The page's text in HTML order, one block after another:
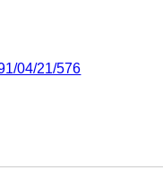
04/21/576